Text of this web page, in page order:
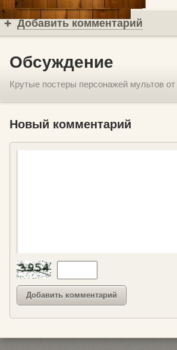
Добавить комментарий
Обсуждение
Крутые постеры персонажей мультов
Новый комментарий